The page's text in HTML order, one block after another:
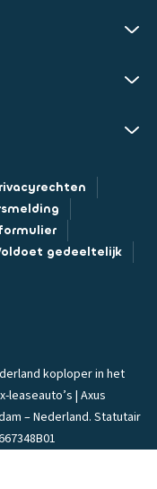
gedeeltelijk
koploper in het
| Axus
– Nederland. Statutair